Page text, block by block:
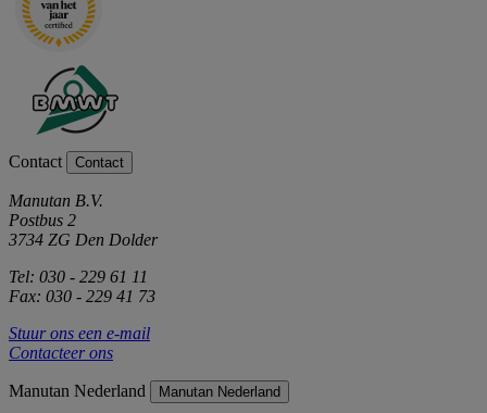
Contact Contact
Manutan B.V.
Postbus 2
3734 ZG Den Dolder
Tel: 030 - 229 61 11
Fax: 030 - 229 41 73
Stuur ons een e-mail
Contacteer ons
Manutan Nederland Manutan Nederland